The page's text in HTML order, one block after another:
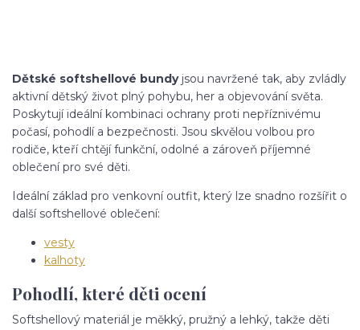
Dětské softshellové bundyjsou navržené tak, aby zvládly
aktivní dětský život plný pohybu, her a objevování světa.
Poskytují ideální kombinaci ochrany proti nepříznivému
počasí, pohodlí a bezpečnosti. Jsou skvělou volbou pro
rodiče, kteří chtějí funkční, odolné a zároveň příjemné
oblečení pro své děti.
Ideální základ pro venkovní outfit, který lze snadno rozšířit o
další softshellové oblečení:
vesty
kalhoty
Pohodlí, které děti ocení
Softshellový materiál je měkký, pružný a lehký, takže děti